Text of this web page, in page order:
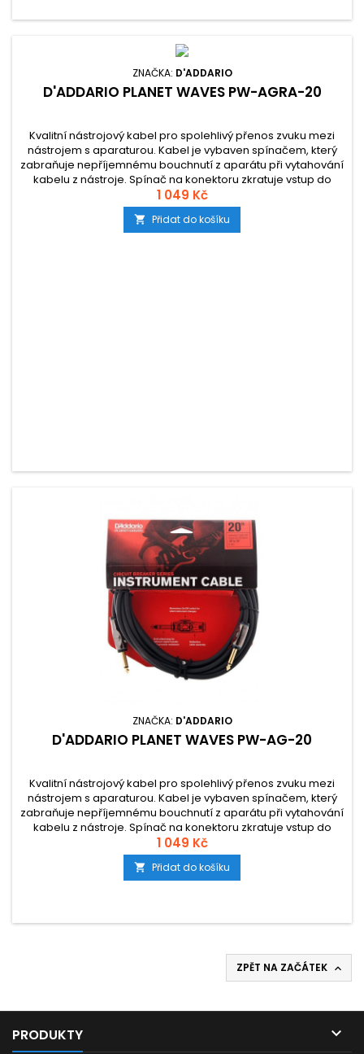
ZNAČKA: D'ADDARIO
D'ADDARIO PLANET WAVES PW-AGRA-20
Kvalitní nástrojový kabel pro spolehlivý přenos zvuku mezi
nástrojem s aparaturou. Kabel je vybaven spínačem, který
zabraňuje nepříjemnému bouchnutí z aparátu při vytahování
kabelu z nástroje. Spínač na konektoru zkratuje vstup do
aparátu a vy můžete pohodlně vytáhnout kabel z nástroje
bez doprovodného aparát ničivého bouchnutí.
1 049 Kč
 Přidat do košíku
ZNAČKA: D'ADDARIO
D'ADDARIO PLANET WAVES PW-AG-20
Kvalitní nástrojový kabel pro spolehlivý přenos zvuku mezi
nástrojem s aparaturou. Kabel je vybaven spínačem, který
zabraňuje nepříjemnému bouchnutí z aparátu při vytahování
kabelu z nástroje. Spínač na konektoru zkratuje vstup do
aparátu a vy můžete pohodlně vytáhnout kabel z nástroje
bez doprovodného aparát ničivého bouchnutí.
1 049 Kč
 Přidat do košíku
ZPĚT NA ZAČÁTEK 
PRODUKTY 